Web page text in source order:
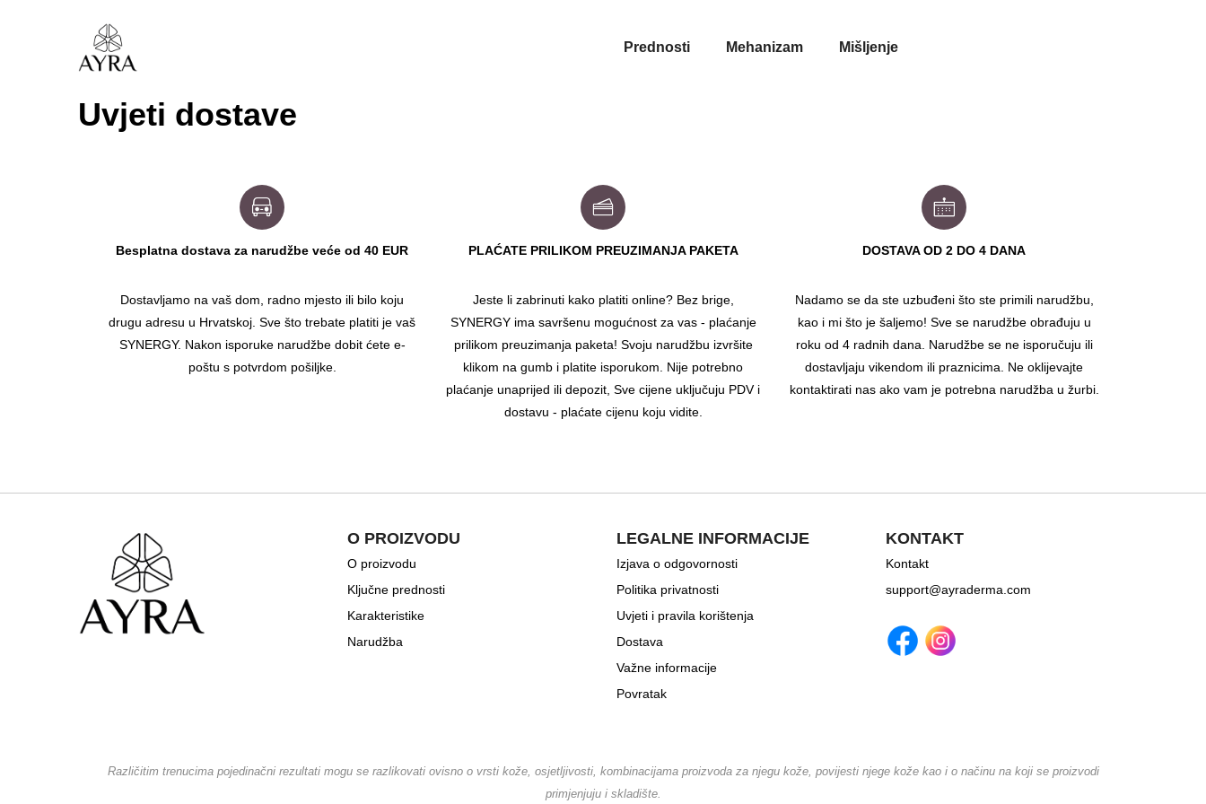
Prednosti Mehanizam Mišljenje
Uvjeti dostave
Besplatna dostava za narudžbe veće od 40 EUR
Dostavljamo na vaš dom, radno mjesto ili bilo koju
drugu adresu u Hrvatskoj. Sve što trebate platiti je vaš
SYNERGY. Nakon isporuke narudžbe dobit ćete e-
poštu s potvrdom pošiljke.
PLAĆATE PRILIKOM PREUZIMANJA PAKETA
Jeste li zabrinuti kako platiti online? Bez brige,
SYNERGY ima savršenu mogućnost za vas - plaćanje
prilikom preuzimanja paketa! Svoju narudžbu izvršite
klikom na gumb i platite isporukom. Nije potrebno
plaćanje unaprijed ili depozit, Sve cijene uključuju PDV i
dostavu - plaćate cijenu koju vidite.
DOSTAVA OD 2 DO 4 DANA
Nadamo se da ste uzbuđeni što ste primili narudžbu,
kao i mi što je šaljemo! Sve se narudžbe obrađuju u
roku od 4 radnih dana. Narudžbe se ne isporučuju ili
dostavljaju vikendom ili praznicima. Ne oklijevajte
kontaktirati nas ako vam je potrebna narudžba u žurbi.
O PROIZVODU
O proizvodu
Ključne prednosti
Karakteristike
Narudžba
LEGALNE INFORMACIJE
Izjava o odgovornosti
Politika privatnosti
Uvjeti i pravila korištenja
Dostava
Važne informacije
Povratak
KONTAKT
Kontakt
support@ayraderma.com
Različitim trenucima pojedinačni rezultati mogu se razlikovati ovisno o vrsti kože, osjetljivosti, kombinacijama proizvoda za njegu kože, povijesti njege kože kao i o načinu na koji se proizvodi
primjenjuju i skladište.